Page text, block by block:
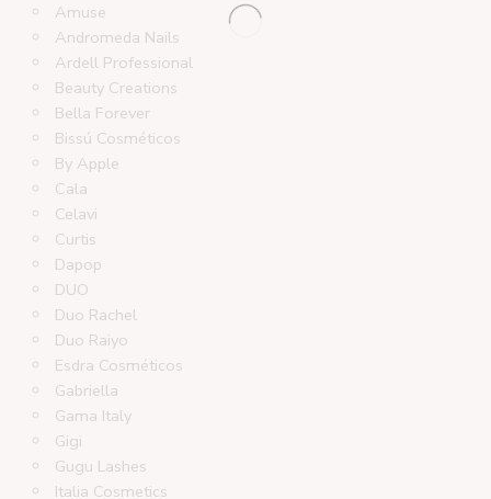
Amuse
Andromeda Nails
Ardell Professional
Beauty Creations
Bella Forever
Bissú Cosméticos
By Apple
Cala
Celavi
Curtis
Dapop
DUO
Duo Rachel
Duo Raiyo
Esdra Cosméticos
Gabriella
Gama Italy
Gigi
Gugu Lashes
Italia Cosmetics